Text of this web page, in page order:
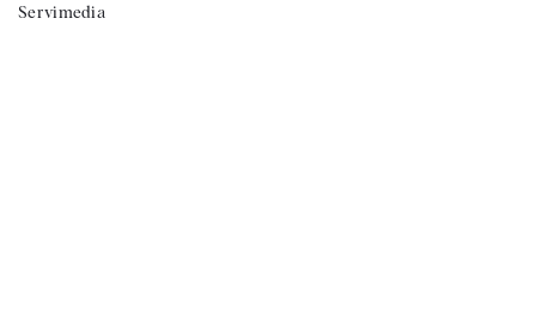
Servimedia